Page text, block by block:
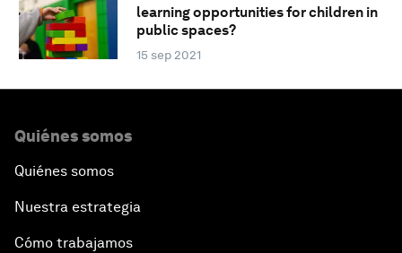
learning opportunities for children in
public spaces?
15 sep 2021
Quiénes somos
Quiénes somos
Nuestra estrategia
Cómo trabajamos